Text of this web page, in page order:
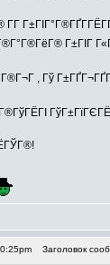
Г­Г
Г±ГІГ
, Гў
Заголовок